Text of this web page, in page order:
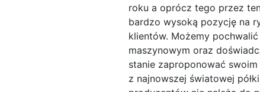
roku a oprócz tego przez
bardzo wysoką pozycję na
klientów. Możemy
maszynowym oraz
stanie zaproponować
z najnowszej światowej